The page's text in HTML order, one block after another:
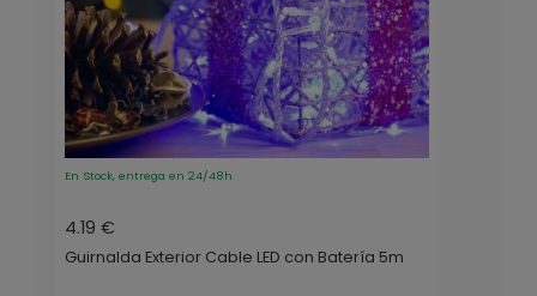
En Stock, entrega en 24/48h
4.19 €
Guirnalda Exterior Cable LED con Batería 5m